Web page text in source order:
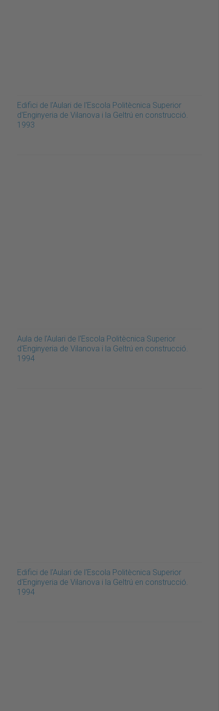
Edifici de l'Aulari de l'Escola Politècnica Superior
d'Enginyeria de Vilanova i la Geltrú en construcció.
1993
Aula de l'Aulari de l'Escola Politècnica Superior
d'Enginyeria de Vilanova i la Geltrú en construcció.
1994
Edifici de l'Aulari de l'Escola Politècnica Superior
d'Enginyeria de Vilanova i la Geltrú en construcció.
1994